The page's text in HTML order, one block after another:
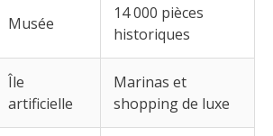
Musée
14 000 pièces
historiques
Île
artificielle
Marinas et
shopping de luxe